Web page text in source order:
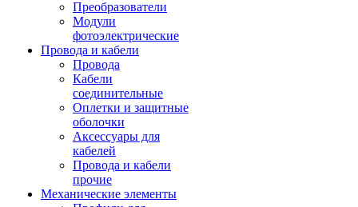
Преобразователи
Модули
фотоэлектрические
Провода и кабели
Провода
Кабели
соединительные
Оплетки и защитные
оболочки
Аксессуары для
кабелей
Провода и кабели
прочие
Механические элементы